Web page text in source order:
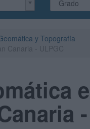
y Topografía